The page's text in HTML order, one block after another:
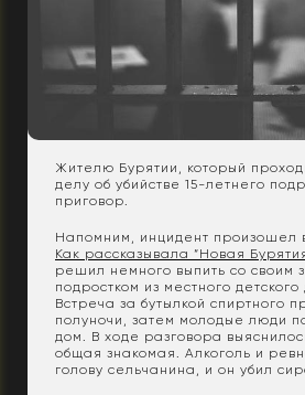
Жителю Бурятии, который
делу об убийстве 15-летнего
приговор.
Напомним, инцидент произошел
Как рассказывала “Новая
решил немного выпить со своим
подростком из местного
Встреча за бутылкой спиртного
полуночи, затем молодые люди
дом. В ходе разговора
общая знакомая. Алкоголь и
голову сельчанина, и он убил